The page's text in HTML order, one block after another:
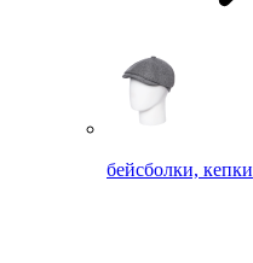
бейсболки, кепки